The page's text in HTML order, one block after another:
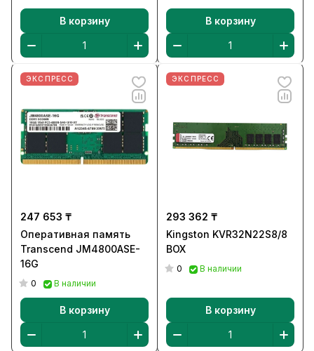
В корзину В корзину
ЭКСПРЕСС
247 653 ₸
Оперативная память
Transcend JM4800ASE-
16G
0 В наличии
В корзину
ЭКСПРЕСС
293 362 ₸
Kingston KVR32N22S8/8
BOX
0 В наличии
В корзину